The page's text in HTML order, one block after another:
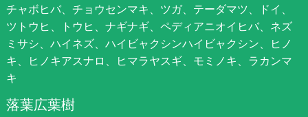
チャボヒバ、チョウセンマキ、ツガ、テーダマツ、ドイ、
ツトウヒ、トウヒ、ナギナギ、ペディアニオイヒバ、ネズ
ミサシ、ハイネズ、ハイビャクシンハイビャクシン、ヒノ
キ、ヒノキアスナロ、ヒマラヤスギ、モミノキ、ラカンマ
キ
落葉広葉樹